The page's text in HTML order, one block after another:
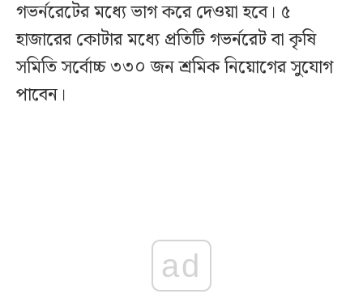
গভর্নরেটের মধ্যে ভাগ করে দেওয়া হবে। ৫
হাজারের কোটার মধ্যে প্রতিটি গভর্নরেট বা কৃষি
সমিতি সর্বোচ্চ ৩৩০ জন শ্রমিক নিয়োগের সুযোগ
পাবেন।
ad